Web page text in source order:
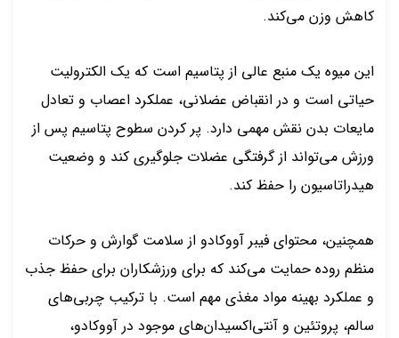
کاهش وزن می‌کند.
این میوه یک منبع عالی از پتاسیم است که یک الکترولیت
حیاتی است و در انقباض عضلانی، عملکرد اعصاب و تعادل
مایعات بدن نقش مهمی دارد. پر کردن سطوح پتاسیم پس از
ورزش می‌تواند از گرفتگی عضلات جلوگیری کند و وضعیت
هیدراتاسیون را حفظ کند.
همچنین، محتوای فیبر آووکادو از سلامت گوارش و حرکات
منظم روده حمایت می‌کند که برای ورزشکاران برای حفظ جذب
و عملکرد بهینه مواد مغذی مهم است. با ترکیب چربی‌های
سالم، پروتئین و آنتی‌اکسیدان‌های موجود در آووکادو،